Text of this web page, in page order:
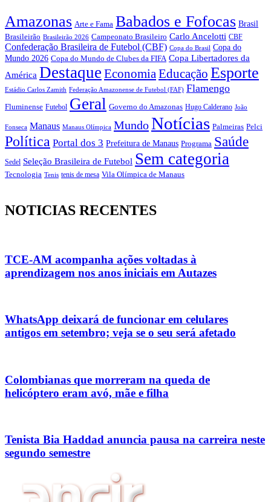
Amazonas Arte e Fama Babados e Fofocas Brasil
Brasileirão Brasileirão 2026 Campeonato Brasileiro Carlo Ancelotti CBF
Confederação Brasileira de Futebol (CBF) Copa do Brasil Copa do
Mundo 2026 Copa do Mundo de Clubes da FIFA Copa Libertadores da
América Destaque EconomiaEducação Esporte
Estádio Carlos Zamith Federação Amazonense de Futebol (FAF) Flamengo
Fluminense Futebol Geral Governo do Amazonas Hugo Calderano João
Fonseca Manaus Manaus Olímpica MundoNotícias Palmeiras Pelci
Política Portal dos 3 Prefeitura de Manaus Programa Saúde
Sedel Seleção Brasileira de Futebol Sem categoria
Tecnologia Tenis tenis de mesa Vila Olímpica de Manaus
NOTICIAS RECENTES
TCE-AM acompanha ações voltadas à
aprendizagem nos anos iniciais em Autazes
WhatsApp deixará de funcionar em celulares
antigos em setembro; veja se o seu será afetado
Colombianas que morreram na queda de
helicóptero eram avó, mãe e filha
Tenista Bia Haddad anuncia pausa na carreira neste
segundo semestre